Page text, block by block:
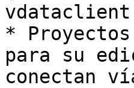
*
para su
conectan